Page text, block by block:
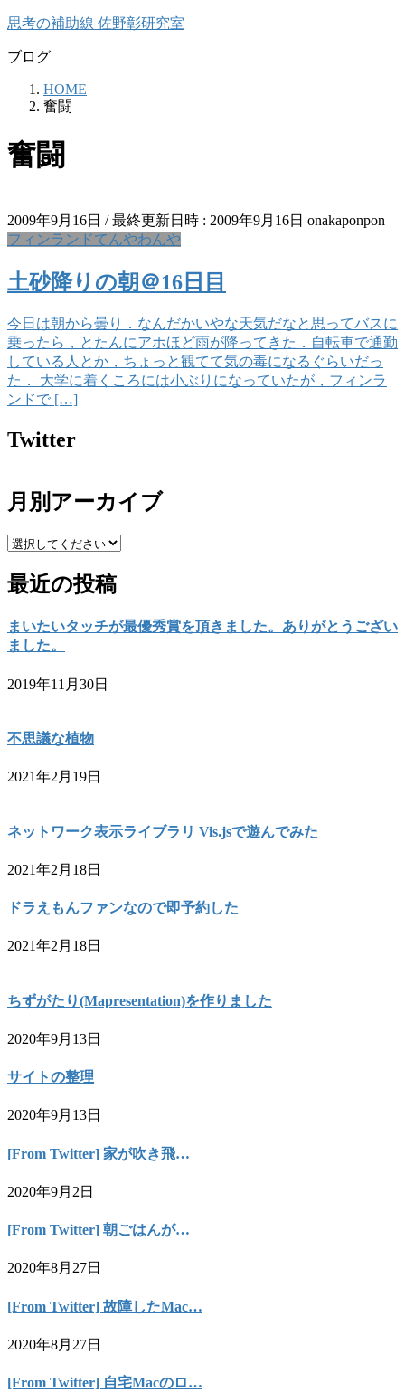
コ
テ
キ
ナ
ゲ
に
思考の補助線 佐野彰研究室
ブログ
HOME
奮闘
奮闘
2009年9月16日 / 最終更新日時 : 2009年9月16日 onakaponpon
フィンランドてんやわんや
土砂降りの朝＠16日目
今日は朝から曇り．なんだかいやな天気だなと思ってバスに
乗ったら，とたんにアホほど雨が降ってきた．自転車で通勤
している人とか，ちょっと観てて気の毒になるぐらいだっ
た． 大学に着くころには小ぶりになっていたが，フィンラ
ンドで […]
Twitter
月別アーカイブ
最近の投稿
まいたいタッチが最優秀賞を頂きました。ありがとうござい
ました。
2019年11月30日
不思議な植物
2021年2月19日
ネットワーク表示ライブラリ Vis.jsで遊んでみた
2021年2月18日
ドラえもんファンなので即予約した
2021年2月18日
ちずがたり(Mapresentation)を作りました
2020年9月13日
サイトの整理
2020年9月13日
[From Twitter] 家が吹き飛…
2020年9月2日
[From Twitter] 朝ごはんが…
2020年8月27日
[From Twitter] 故障したMac…
2020年8月27日
[From Twitter] 自宅Macのロ…